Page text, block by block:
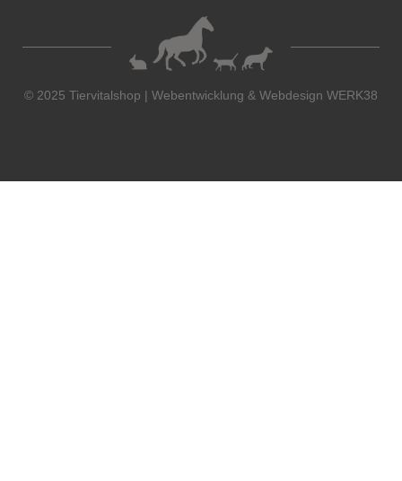
© 2025 Tiervitalshop | Webentwicklung & Webdesign WERK38